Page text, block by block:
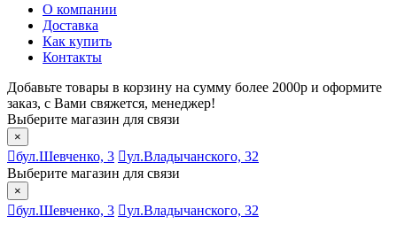
О компании
Доставка
Как купить
Контакты
Добавьте товары в корзину на сумму более 2000р и оформите
заказ, с Вами свяжется, менеджер!
Выберите магазин для связи
×
бул.Шевченко, 3
ул.Владычанского, 32
Выберите магазин для связи
×
бул.Шевченко, 3 ул.Владычанского, 32